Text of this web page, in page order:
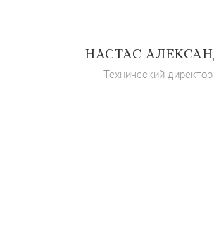
НАСТАС
Технический директор